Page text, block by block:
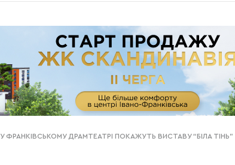
У ФРАНКІВСЬКОМУ ДРАМТЕАТРІ ПОКАЖУТЬ ВИСТАВУ “БІЛА